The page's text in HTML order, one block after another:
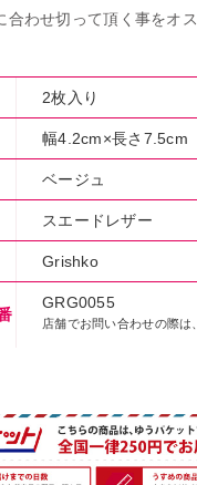
合わせ切って頂く事をオス
2枚入り
幅4.2cm×長さ7.5cm
ベージュ
スエードレザー
Grishko
GRG0055
店舗でお問い合わせの際は